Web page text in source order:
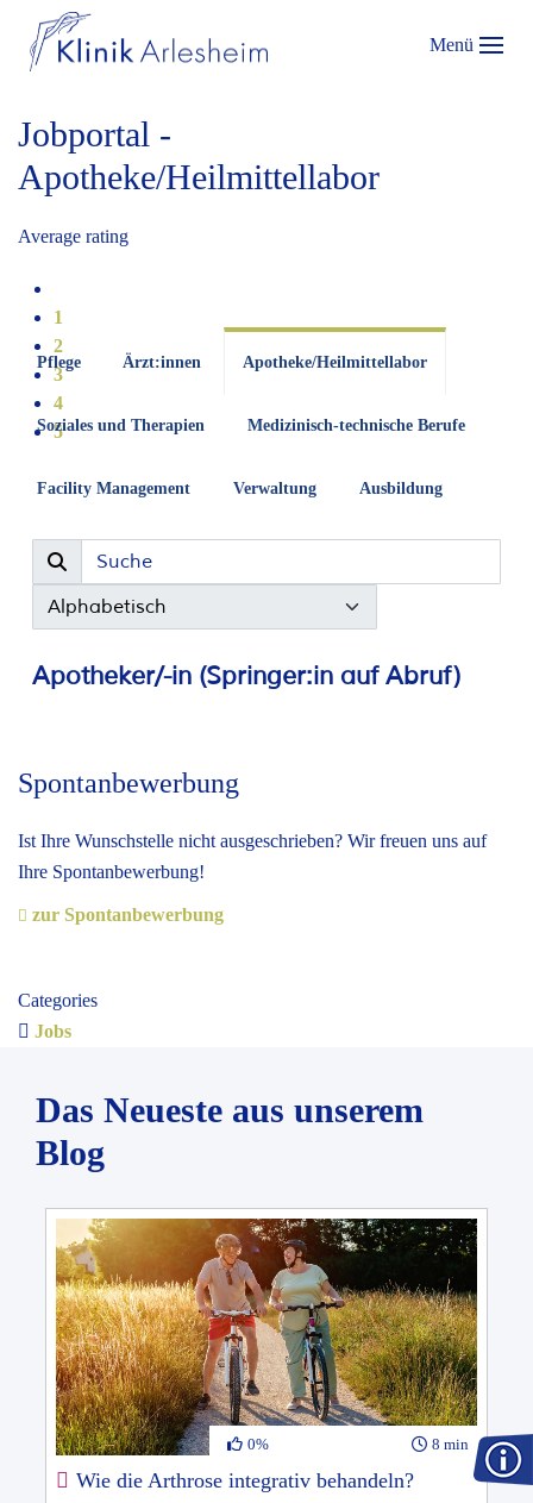
Menü
Jobportal -
Apotheke/Heilmittellabor
Average rating
1
2
3
4
5
Pflege Ärzt:innen Apotheke/Heilmittellabor
Soziales und Therapien Medizinisch-technische Berufe
Facility Management Verwaltung Ausbildung
Spontanbewerbung
Ist Ihre Wunschstelle nicht ausgeschrieben? Wir freuen uns auf
Ihre Spontanbewerbung!
zur Spontanbewerbung
Categories
Jobs
Das Neueste aus unserem
Blog
0% 8 min
Wie die Arthrose integrativ behandeln?